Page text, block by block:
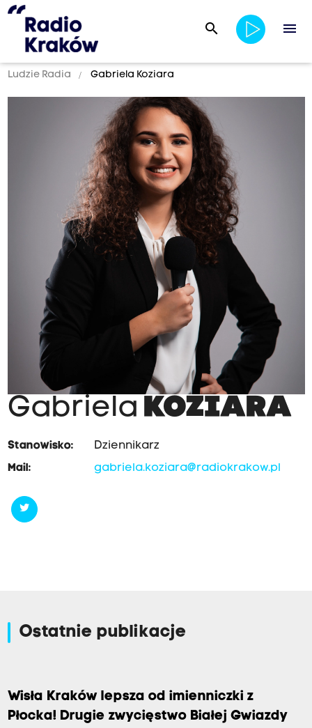
search menu
Ludzie Radia Gabriela Koziara
GabrielaKOZIARA
Stanowisko:
Dziennikarz
Mail:
gabriela.koziara@radiokrakow.pl
Ostatnie publikacje
Wisła Kraków lepsza od imienniczki z
Płocka! Drugie zwycięstwo Białej Gwiazdy